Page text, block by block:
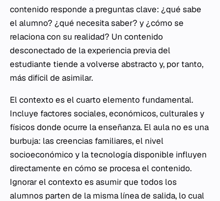
contenido responde a preguntas clave: ¿qué sabe
el alumno? ¿qué necesita saber? y ¿cómo se
relaciona con su realidad? Un contenido
desconectado de la experiencia previa del
estudiante tiende a volverse abstracto y, por tanto,
más difícil de asimilar.
El contexto es el cuarto elemento fundamental.
Incluye factores sociales, económicos, culturales y
físicos donde ocurre la enseñanza. El aula no es una
burbuja: las creencias familiares, el nivel
socioeconómico y la tecnología disponible influyen
directamente en cómo se procesa el contenido.
Ignorar el contexto es asumir que todos los
alumnos parten de la misma línea de salida, lo cual